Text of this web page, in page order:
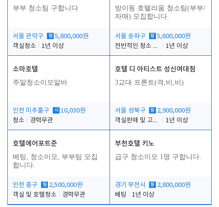
부부 청소팀 구합니다
서울 관악구 월 5,800,000원
객실청소
1년 이상
방이동 호텔라움 청소팀(부부/
자매) 모집합니다.
서울 송파구 월 5,600,000원
전반적인 청소 업무(객실청소.객실정리)
1년 이상
소마호텔
주말청소이모알바
인천 미추홀구 시 10,030원
청소
경력무관
호텔 디 아티스트 성신여대점
3교대 프론트(격,비,비)
서울 성북구 월 2,900,000원
객실판매 및 고객응대
1년 이상
호텔에어포트준
베팅, 청소이모, 부부팀 모집
합니다.
인천 중구 월 2,500,000원
객실 및 호텔청소
경력무관
부천호텔 키노
급구 청소이모 1명 구합니다.
경기 부천시 월 2,800,000원
베팅
1년 이상